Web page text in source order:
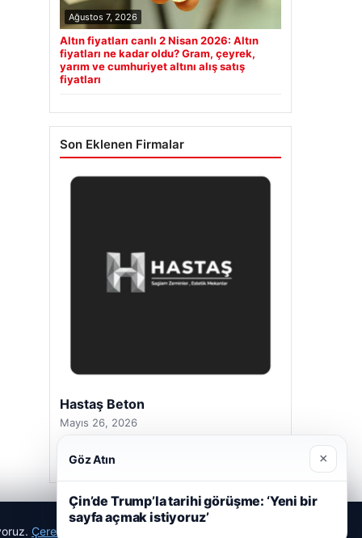
Ağustos 7, 2026
Altın fiyatları canlı 2 Nisan 2026: Altın
fiyatları ne kadar oldu? Gram, çeyrek,
yarım ve cumhuriyet altını alış satış
fiyatları
Son Eklenen Firmalar
Prenses Night Club
Nisan 29, 2026
Çerez Politikamız
Göz Atın ×
Çin’de Trump’la tarihi görüşme: ‘Yeni bir
sayfa açmak istiyoruz’